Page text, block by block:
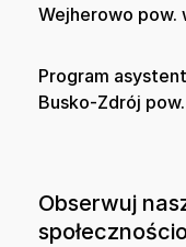
Wejherowo pow.
Program
Busko-Zdrój
Obserwuj